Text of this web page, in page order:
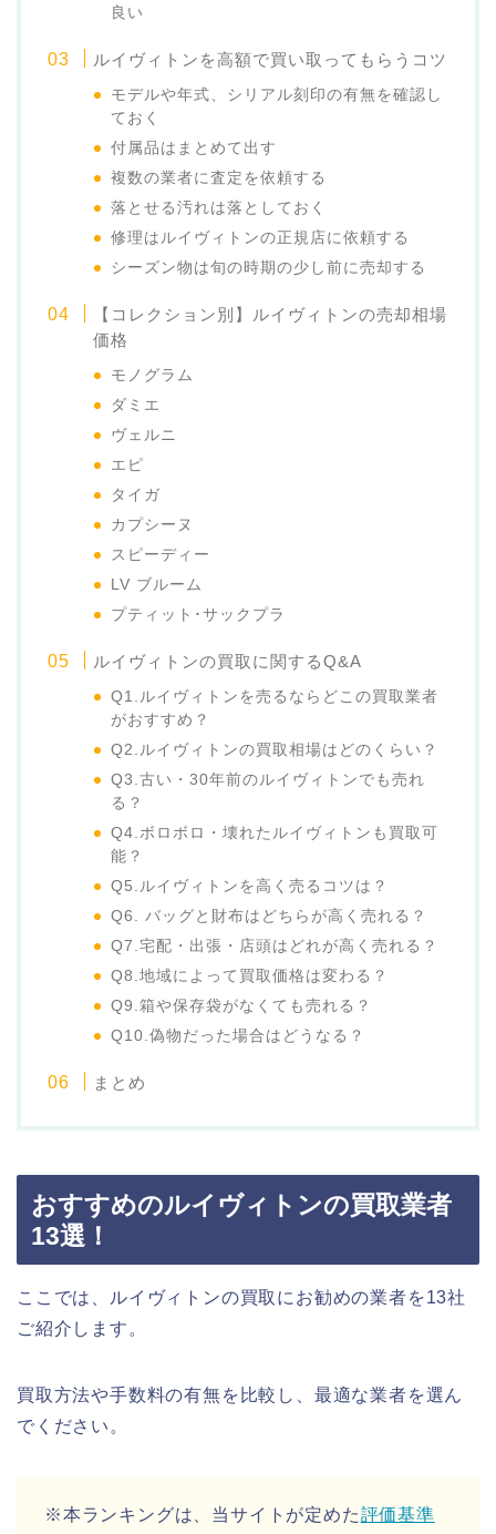
良い
ルイヴィトンを高額で買い取ってもらうコツ
モデルや年式、シリアル刻印の有無を確認し
ておく
付属品はまとめて出す
複数の業者に査定を依頼する
落とせる汚れは落としておく
修理はルイヴィトンの正規店に依頼する
シーズン物は旬の時期の少し前に売却する
【コレクション別】ルイヴィトンの売却相場
価格
モノグラム
ダミエ
ヴェルニ
エピ
タイガ
カプシーヌ
スピーディー
LV ブルーム
プティット･サックプラ
ルイヴィトンの買取に関するQ&A
Q1.ルイヴィトンを売るならどこの買取業者
がおすすめ？
Q2.ルイヴィトンの買取相場はどのくらい？
Q3.古い・30年前のルイヴィトンでも売れ
る？
Q4.ボロボロ・壊れたルイヴィトンも買取可
能？
Q5.ルイヴィトンを高く売るコツは？
Q6. バッグと財布はどちらが高く売れる？
Q7.宅配・出張・店頭はどれが高く売れる？
Q8.地域によって買取価格は変わる？
Q9.箱や保存袋がなくても売れる？
Q10.偽物だった場合はどうなる？
まとめ
おすすめのルイヴィトンの買取業者
13選！
ここでは、ルイヴィトンの買取にお勧めの業者を13社
ご紹介します。
買取方法や手数料の有無を比較し、最適な業者を選ん
でください。
※本ランキングは、当サイトが定めた評価基準